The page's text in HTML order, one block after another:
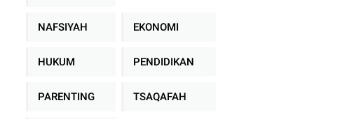
NAFSIYAH EKONOMI
HUKUM PENDIDIKAN
PARENTING TSAQAFAH